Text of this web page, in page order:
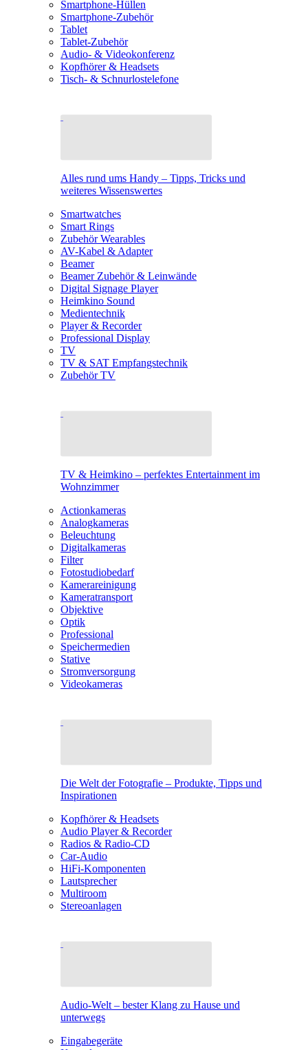
Smartphone-Hüllen
Smartphone-Zubehör
Tablet
Tablet-Zubehör
Audio- & Videokonferenz
Kopfhörer & Headsets
Tisch- & Schnurlostelefone
Alles rund ums Handy – Tipps, Tricks und
weiteres Wissenswertes
Smartwatches
Smart Rings
Zubehör Wearables
AV-Kabel & Adapter
Beamer
Beamer Zubehör & Leinwände
Digital Signage Player
Heimkino Sound
Medientechnik
Player & Recorder
Professional Display
TV
TV & SAT Empfangstechnik
Zubehör TV
TV & Heimkino – perfektes Entertainment im
Wohnzimmer
Actionkameras
Analogkameras
Beleuchtung
Digitalkameras
Filter
Fotostudiobedarf
Kamerareinigung
Kameratransport
Objektive
Optik
Professional
Speichermedien
Stative
Stromversorgung
Videokameras
Die Welt der Fotografie – Produkte, Tipps und
Inspirationen
Kopfhörer & Headsets
Audio Player & Recorder
Radios & Radio-CD
Car-Audio
HiFi-Komponenten
Lautsprecher
Multiroom
Stereoanlagen
Audio-Welt – bester Klang zu Hause und
unterwegs
Eingabegeräte